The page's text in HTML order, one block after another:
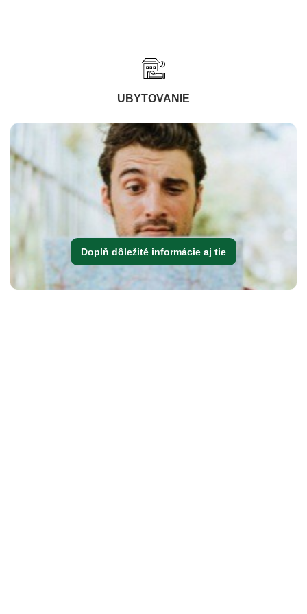
UBYTOVANIE
Doplň dôležité informácie aj tie